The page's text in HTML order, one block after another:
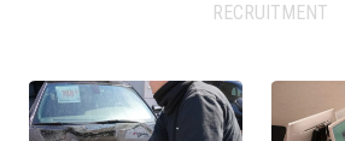
RECRUITMENT